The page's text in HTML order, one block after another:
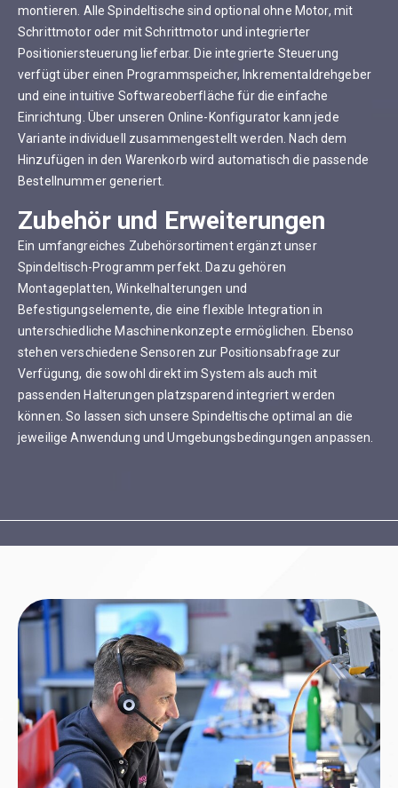
montieren. Alle Spindeltische sind optional ohne Motor, mit
Schrittmotor oder mit Schrittmotor und integrierter
Positioniersteuerung lieferbar. Die integrierte Steuerung
verfügt über einen Programmspeicher, Inkrementaldrehgeber
und eine intuitive Softwareoberfläche für die einfache
Einrichtung. Über unseren Online-Konfigurator kann jede
Variante individuell zusammengestellt werden. Nach dem
Hinzufügen in den Warenkorb wird automatisch die passende
Bestellnummer generiert.
Zubehör und Erweiterungen
Ein umfangreiches Zubehörsortiment ergänzt unser
Spindeltisch-Programm perfekt. Dazu gehören
Montageplatten, Winkelhalterungen und
Befestigungselemente, die eine flexible Integration in
unterschiedliche Maschinenkonzepte ermöglichen. Ebenso
stehen verschiedene Sensoren zur Positionsabfrage zur
Verfügung, die sowohl direkt im System als auch mit
passenden Halterungen platzsparend integriert werden
können. So lassen sich unsere Spindeltische optimal an die
jeweilige Anwendung und Umgebungsbedingungen anpassen.